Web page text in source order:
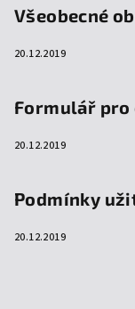
Všeobecné
20.12.2019
Formulář
20.12.2019
Podmínky
20.12.2019